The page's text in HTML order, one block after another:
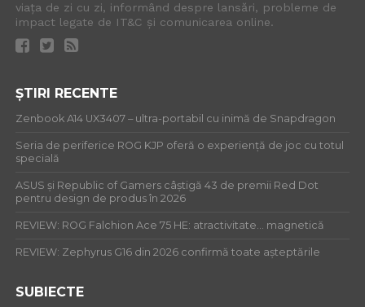
viața de zi cu zi, informând despre lansări, probleme de
impact legate de IT&C și comunicarea online.
ȘTIRI RECENTE
Zenbook A14 UX3407 – ultra-portabil cu inimă de Snapdragon
Seria de periferice ROG KJP oferă o experiență de joc cu totul
specială
ASUS și Republic of Gamers câștigă 43 de premii Red Dot
pentru design de produs în 2026
REVIEW: ROG Falchion Ace 75 HE: atractivitate… magnetică
REVIEW: Zephyrus G16 din 2026 confirmă toate așteptările
SUBIECTE